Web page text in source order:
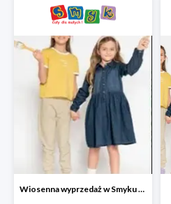
Wiosenna wyprzedaż w Smyku do -50%